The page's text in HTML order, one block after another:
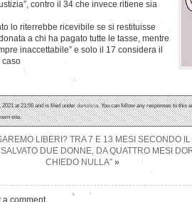
contro il 34 che invece ritiene sia
lo riterrebbe ricevibile se si restituisse
a chi ha pagato tutte le tasse, mentre
inaccettabile” e solo il 17 considera il
caso
at 21:56 and is filed underdenuncia. You can follow any responses to this
site.
LIBERI? TRA 7 E 13 MESI SECONDO IL
DUE DONNE, DA QUATTRO MESI
CHIEDO NULLA” »
a comment.